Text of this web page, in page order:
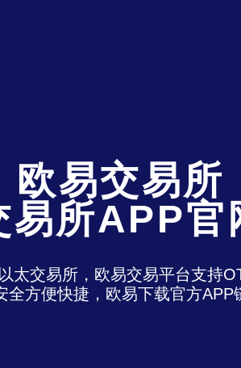
欧易交易所
易所APP官
太交易所，欧易交易平台支持
全方便快捷，欧易下载官方APP